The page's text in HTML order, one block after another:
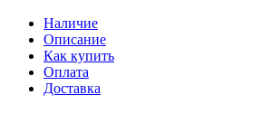
Наличие
Описание
Как купить
Оплата
Доставка